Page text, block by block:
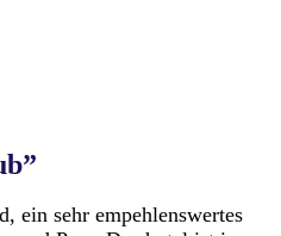
ein sehr empehlenswertes